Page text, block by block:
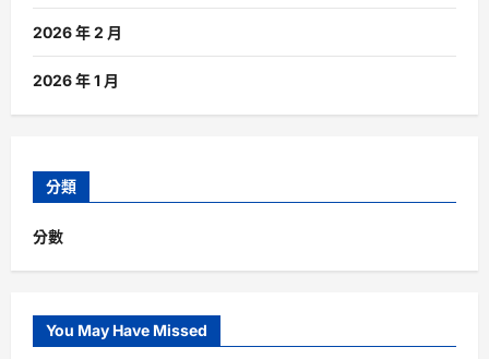
2026 年 2 月
2026 年 1 月
分類
分數
You May Have Missed